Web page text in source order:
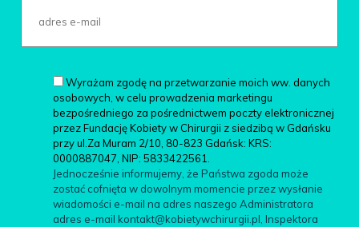
Wyrażam zgodę na przetwarzanie moich ww. danych
osobowych, w celu prowadzenia marketingu
bezpośredniego za pośrednictwem poczty elektronicznej
przez Fundację Kobiety w Chirurgii z siedzibą w Gdańsku
przy ul.Za Muram 2/10, 80-823 Gdańsk: KRS:
0000887047, NIP: 5833422561.
Jednocześnie informujemy, że Państwa zgoda może
zostać cofnięta w dowolnym momencie przez wysłanie
wiadomości e-mail na adres naszego Administratora
adres e-mail kontakt@kobietywchirurgii.pl, Inspektora